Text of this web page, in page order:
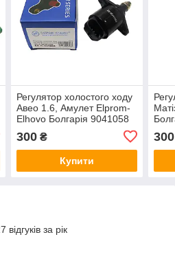
Регулятор холостого ходу
Авео 1.6, Амулет Elprom-
Elhovo Болгарія 9041058
300₴
Купити
300
за рік